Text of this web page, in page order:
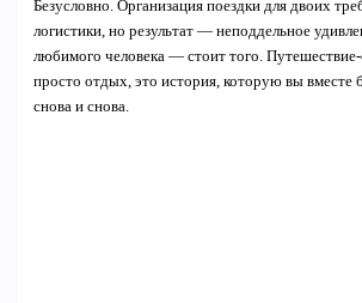
Безусловно. Организация поездки для двоих
логистики, но результат — неподдельное
любимого человека — стоит того.
просто отдых, это история, которую вы вместе
снова и снова.